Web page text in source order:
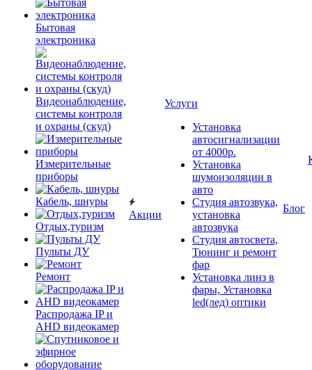
Бытовая
электроника
Видеонаблюдение,
системы контроля
и охраны (скуд)
Измерительные
приборы
Кабель, шнуры
Отдых,туризм
Пульты ДУ
Ремонт
Распродажа IP и
AHD видеокамер
Акции
Услуги
Установка
автосигнализации
от 4000р.
Установка
шумоизоляции в
авто
Студия автозвука,
установка
автозвука
Студия автосвета,
Тюнинг и ремонт
фар
Установка линз в
фары, Установка
led(лед) оптики
Блог